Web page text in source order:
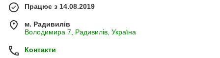
Працює з 14.08.2019
м. Радивилів
Володимира 7, Радивилів, Україна
Контакти